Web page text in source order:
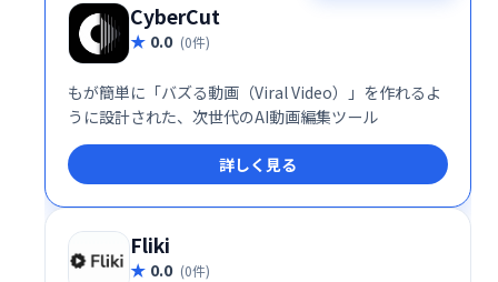
CyberCut
0.0 (0件)
もが簡単に「バズる動画（Viral Video）」を作れるよ
うに設計された、次世代のAI動画編集ツール
詳しく見る
Fliki
0.0 (0件)